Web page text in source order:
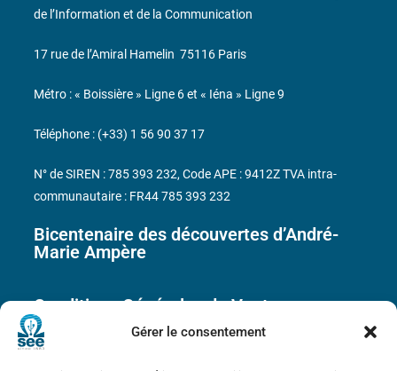
Gérer le consentement
Bicentenaire des découvertes d’André-
Marie Ampère
Conditions Générales de Vente
de l’Information et de la Communication
17 rue de l’Amiral Hamelin 75116 Paris
Métro : « Boissière » Ligne 6 et « Iéna » Ligne 9
Téléphone : (+33) 1 56 90 37 17
N° de SIREN : 785 393 232, Code APE : 9412Z TVA intra-
communautaire : FR44 785 393 232